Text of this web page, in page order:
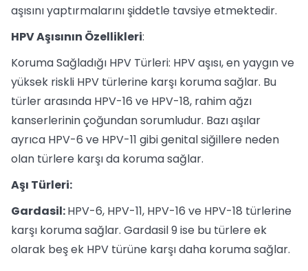
aşısını yaptırmalarını şiddetle tavsiye etmektedir.
HPV Aşısının Özellikleri:
Koruma Sağladığı HPV Türleri: HPV aşısı, en yaygın ve
yüksek riskli HPV türlerine karşı koruma sağlar. Bu
türler arasında HPV-16 ve HPV-18, rahim ağzı
kanserlerinin çoğundan sorumludur. Bazı aşılar
ayrıca HPV-6 ve HPV-11 gibi genital siğillere neden
olan türlere karşı da koruma sağlar.
Aşı Türleri:
Gardasil:HPV-6, HPV-11, HPV-16 ve HPV-18 türlerine
karşı koruma sağlar. Gardasil 9 ise bu türlere ek
olarak beş ek HPV türüne karşı daha koruma sağlar.